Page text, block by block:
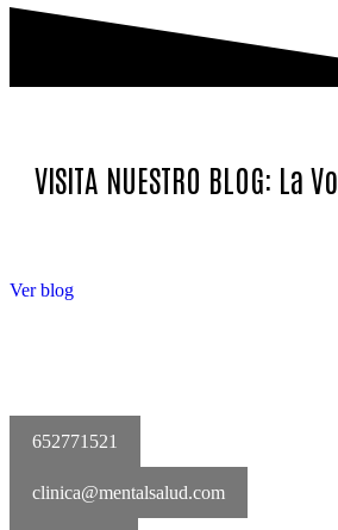
VISITA NUESTRO BLOG: La
Ver blog
652771521
clinica@mentalsalud.com